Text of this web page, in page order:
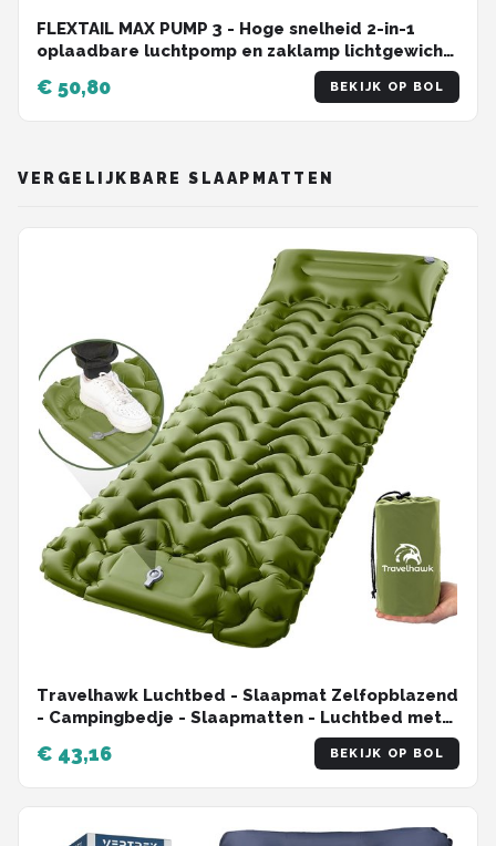
FLEXTAIL MAX PUMP 3 - Hoge snelheid 2-in-1
oplaadbare luchtpomp en zaklamp lichtgewicht
€ 50,80 BEKIJK OP BOL
VERGELIJKBARE SLAAPMATTEN
Travelhawk Luchtbed - Slaapmat Zelfopblazend
- Campingbedje - Slaapmatten - Luchtbed met
Ingebouwde Pomp - Slaapmatje 1 Persoons -
Kliksysteem - Groen
€ 43,16 BEKIJK OP BOL